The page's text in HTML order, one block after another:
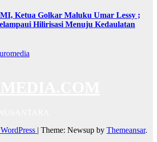
Ketua Golkar Maluku Umar Lessy ;
Hilirisasi Menuju Kedaulatan
| Theme: Newsup by Themeansar.